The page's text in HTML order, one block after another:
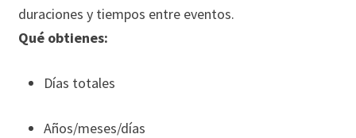
duraciones y tiempos entre eventos.
Qué obtienes:
Días totales
Años/meses/días